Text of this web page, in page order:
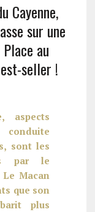
Cayenne,
sur une
au
seller !
aspects
sont les
par le
Macan
que son
plus